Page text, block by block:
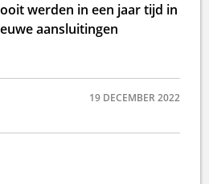
werden in een jaar tijd in
aansluitingen
19 DECEMBER 2022